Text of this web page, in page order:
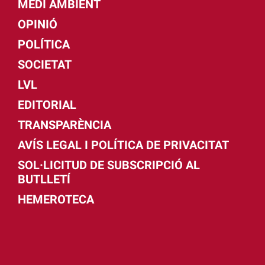
MEDI AMBIENT
OPINIÓ
POLÍTICA
SOCIETAT
LVL
EDITORIAL
TRANSPARÈNCIA
AVÍS LEGAL I POLÍTICA DE PRIVACITAT
SOL·LICITUD DE SUBSCRIPCIÓ AL
BUTLLETÍ
HEMEROTECA